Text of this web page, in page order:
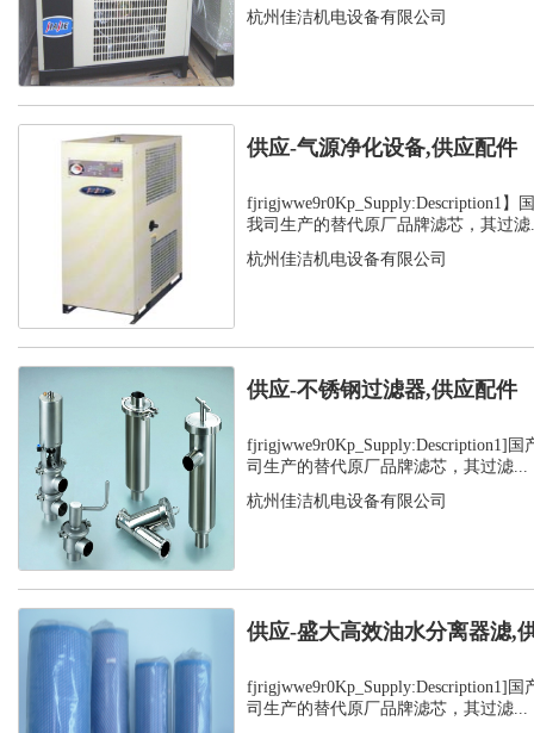
杭州佳洁机电设备有限公司
供应-气源净化设备,供应配件
fjrigjwwe9r0Kp_Supply:Description1】
我司生产的替代原厂品牌滤芯，其过滤
杭州佳洁机电设备有限公司
供应-不锈钢过滤器,供应配件
fjrigjwwe9r0Kp_Supply:Description1]国
司生产的替代原厂品牌滤芯，其过滤...
杭州佳洁机电设备有限公司
供应-盛大高效油水分离器滤,
fjrigjwwe9r0Kp_Supply:Description1]国
司生产的替代原厂品牌滤芯，其过滤...